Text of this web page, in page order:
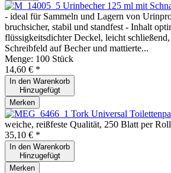
Urinbecher 125 ml mit
- ideal für Sammeln und Lagern von
bruchsicher, stabil und standfest - Inhalt
flüssigkeitsdichter Deckel, leicht
Schreibfeld auf Becher und mattierte...
Menge: 100 Stück
14,60 € *
In den Warenkorb
Hinzugefügt
Merken
Tork Universal
weiche, reißfeste Qualität, 250 Blatt per
35,10 € *
In den Warenkorb
Hinzugefügt
Merken